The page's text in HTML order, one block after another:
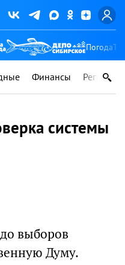
Погода
Финансы Регионы
системы
выборов
Думу.